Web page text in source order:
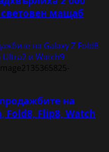
мащаб
на Galaxy Z Fold8
Ultra2 и Watch9
на
Fold8, Flip8, Watch